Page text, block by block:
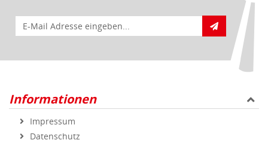
E-Mail für Newsletteranmeldung
Informationen
Impressum
Datenschutz